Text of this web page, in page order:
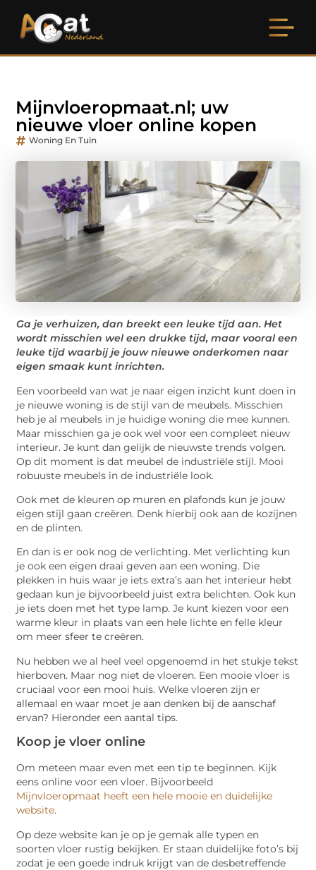
Mijnvloeropmaat.nl; uw
nieuwe vloer online kopen
Woning En Tuin
Ga je verhuizen, dan breekt een leuke tijd aan. Het
wordt misschien wel een drukke tijd, maar vooral een
leuke tijd waarbij je jouw nieuwe onderkomen naar
eigen smaak kunt inrichten.
Een voorbeeld van wat je naar eigen inzicht kunt doen in
je nieuwe woning is de stijl van de meubels. Misschien
heb je al meubels in je huidige woning die mee kunnen.
Maar misschien ga je ook wel voor een compleet nieuw
interieur. Je kunt dan gelijk de nieuwste trends volgen.
Op dit moment is dat meubel de industriële stijl. Mooi
robuuste meubels in de industriële look.
Ook met de kleuren op muren en plafonds kun je jouw
eigen stijl gaan creëren. Denk hierbij ook aan de kozijnen
en de plinten.
En dan is er ook nog de verlichting. Met verlichting kun
je ook een eigen draai geven aan een woning. Die
plekken in huis waar je iets extra’s aan het interieur hebt
gedaan kun je bijvoorbeeld juist extra belichten. Ook kun
je iets doen met het type lamp. Je kunt kiezen voor een
warme kleur in plaats van een hele lichte en felle kleur
om meer sfeer te creëren.
Nu hebben we al heel veel opgenoemd in het stukje tekst
hierboven. Maar nog niet de vloeren. Een mooie vloer is
cruciaal voor een mooi huis. Welke vloeren zijn er
allemaal en waar moet je aan denken bij de aanschaf
ervan? Hieronder een aantal tips.
Koop je vloer online
Om meteen maar even met een tip te beginnen. Kijk
eens online voor een vloer. Bijvoorbeeld
Mijnvloeropmaat heeft een hele mooie en duidelijke
website.
Op deze website kan je op je gemak alle typen en
soorten vloer rustig bekijken. Er staan duidelijke foto’s bij
zodat je een goede indruk krijgt van de desbetreffende